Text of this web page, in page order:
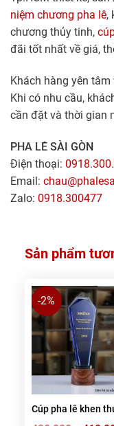
niệm chương pha lê,
chương thủy tinh,
đãi tốt nhất về giá,
Khách hàng yên
Khi có nhu cầu,
cần đặt và thời gian
PHA LÊ SÀI GÒN
Điện thoại:
Email:
Zalo: 0918.300477
Sản phẩm
-2%
Cúp pha lê khen